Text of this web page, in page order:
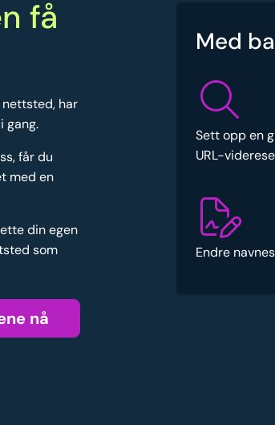
få
har
gang.
får du
med en
din egen
som
nå
Med
Sett opp en
URL-
Endre